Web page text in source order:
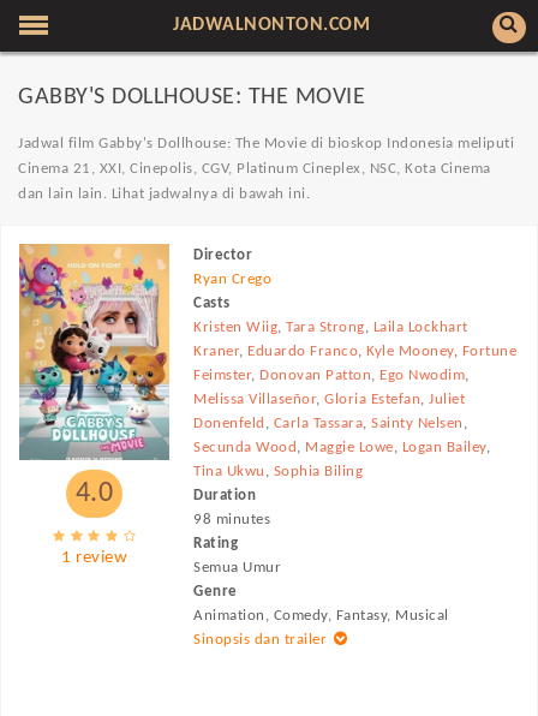
JADWALNONTON.COM
GABBY'S DOLLHOUSE: THE MOVIE
Jadwal film Gabby's Dollhouse: The Movie di bioskop Indonesia meliputi
Cinema 21, XXI, Cinepolis, CGV, Platinum Cineplex, NSC, Kota Cinema
dan lain lain. Lihat jadwalnya di bawah ini.
4.0
1 review
Director
Ryan Crego
Casts
Kristen Wiig,Tara Strong, Laila Lockhart
Kraner, Eduardo Franco,Kyle Mooney, Fortune
Feimster, Donovan Patton, Ego Nwodim,
Melissa Villaseñor,Gloria Estefan,Juliet
Donenfeld , Carla Tassara,Sainty Nelsen ,
Secunda Wood , Maggie Lowe, Logan Bailey,
Tina Ukwu , Sophia Biling
Duration
98 minutes
Rating
Semua Umur
Genre
Animation, Comedy, Fantasy, Musical
Sinopsis dan trailer